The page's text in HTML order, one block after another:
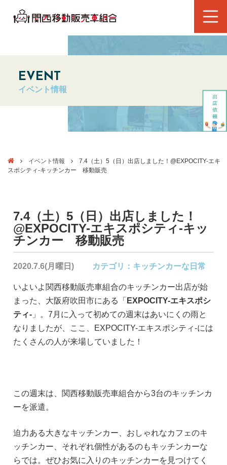
EVENT
イベント情報
イベント情報
7.4（土）5（日）出店しました！@EXPOCITY-エキ
スポシティ-キッチンカー 移動販売
7.4（土）5（日）出店しました！
@EXPOCITY-エキスポシティ-キッ
チンカー 移動販売
2020.7.6(月曜日) カテゴリ： キッチンカーな日常
いよいよ関西移動販売車組合のキッチンカー出店が始
まった、大阪府吹田市にある「 EXPOCITY-エキスポシ
ティ- 」。7月に入って初めての週末はあいにくの雨と
なりましたが、ここ、EXPOCITY-エキスポシティ-には
たくさんの人が来場していました！
この週末は、関西移動販売車組合から3台のキッチンカ
ーを派遣。
迫力ある大きなキッチンカー、おしゃれなカフェのキ
ッチンカー、それぞれ個性があるのもキッチンカーな
らでは。ぜひお気に入りのキッチンカーを見つけてく